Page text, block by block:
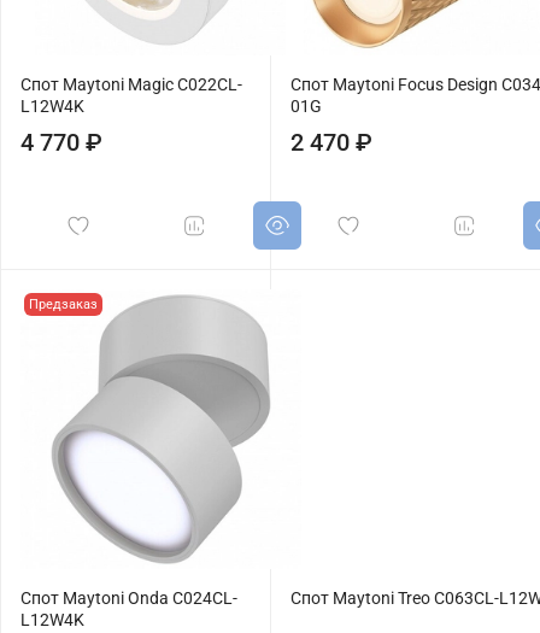
Спот Maytoni Magic C022CL-
L12W4K
4 770 ₽
Спот Maytoni Focus Design
01G
2 470 ₽
Предзаказ
Спот Maytoni Onda C024CL-
L12W4K
Спот Maytoni Treo C063CL-